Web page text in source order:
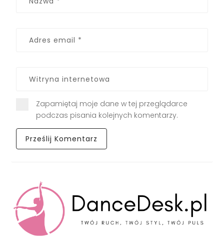
Zapamiętaj moje dane w tej przeglądarce
podczas pisania kolejnych komentarzy.